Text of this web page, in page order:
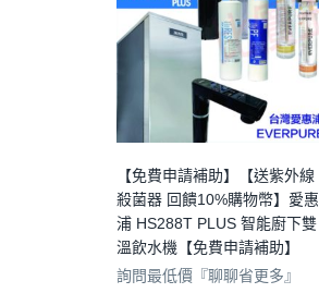
【免費申請補助】【送紫外線
殺菌器 回饋10%購物幣】愛惠
浦 HS288T PLUS 智能廚下雙
溫飲水機【免費申請補助】
詢問最低價『聊聊省更多』